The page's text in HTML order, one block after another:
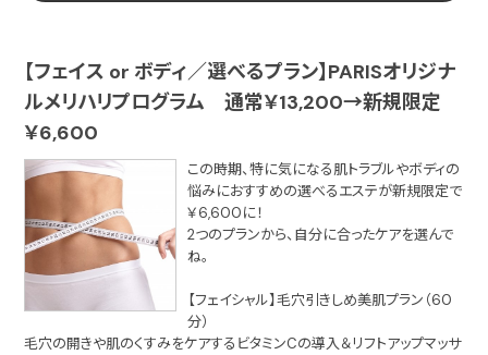
【フェイス or ボディ／選べるプラン】PARISオリジナ
ルメリハリプログラム 通常￥13,200→新規限定
￥6,600
この時期、特に気になる肌トラブルやボディの
悩みにおすすめの選べるエステが新規限定で
￥6,600に！
2つのプランから、自分に合ったケアを選んで
ね。
【フェイシャル】毛穴引きしめ美肌プラン（60
分）
毛穴の開きや肌のくすみをケアするビタミンCの導入＆リフトアップマッサ